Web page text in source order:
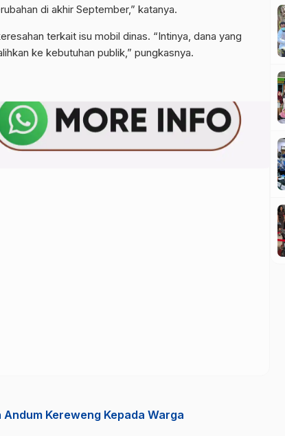
di akhir September,” katanya.
terkait isu mobil dinas. “Intinya, dana yang
ke kebutuhan publik,” pungkasnya.
Kereweng Kepada Warga